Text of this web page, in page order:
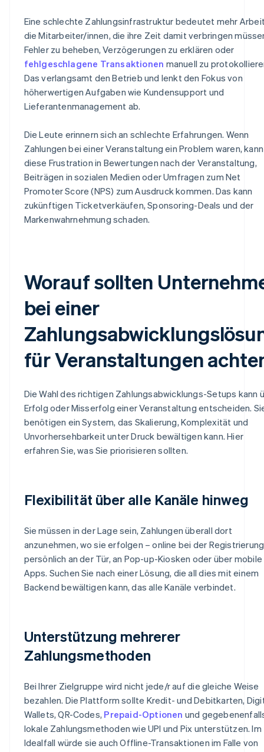
Eine schlechte Zahlungsinfrastruktur bedeutet mehr
die Mitarbeiter/innen, die ihre Zeit damit verbringen
Fehler zu beheben, Verzögerungen zu erklären oder
fehlgeschlagene Transaktionen manuell zu
Das verlangsamt den Betrieb und lenkt den Fokus von
höherwertigen Aufgaben wie Kundensupport und
Lieferantenmanagement ab.
Die Leute erinnern sich an schlechte Erfahrungen. Wenn
Zahlungen bei einer Veranstaltung ein Problem waren, kann
diese Frustration in Bewertungen nach der Veranstaltung,
Beiträgen in sozialen Medien oder Umfragen zum Net
Promoter Score (NPS) zum Ausdruck kommen. Das kann
zukünftigen Ticketverkäufen, Sponsoring-Deals und der
Markenwahrnehmung schaden.
Worauf sollten
bei einer
für Veranstaltungen
Die Wahl des richtigen Zahlungsabwicklungs-Setups kann
Erfolg oder Misserfolg einer Veranstaltung entscheiden.
benötigen ein System, das Skalierung, Komplexität und
Unvorhersehbarkeit unter Druck bewältigen kann. Hier
erfahren Sie, was Sie priorisieren sollten.
Flexibilität über alle Kanäle hinweg
Sie müssen in der Lage sein, Zahlungen überall dort
anzunehmen, wo sie erfolgen – online bei der
persönlich an der Tür, an Pop-up-Kiosken oder über mobile
Apps. Suchen Sie nach einer Lösung, die all dies mit einem
Backend bewältigen kann, das alle Kanäle verbindet.
Unterstützung mehrerer
Zahlungsmethoden
Bei Ihrer Zielgruppe wird nicht jede/r auf die gleiche Weise
bezahlen. Die Plattform sollte Kredit- und Debitkarten,
Wallets, QR-Codes, Prepaid-Optionen und
lokale Zahlungsmethoden wie UPI und Pix unterstützen. Im
Idealfall würde sie auch Offline-Transaktionen im Falle von